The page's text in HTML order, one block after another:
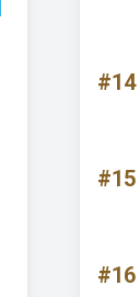
#14
#15
#16